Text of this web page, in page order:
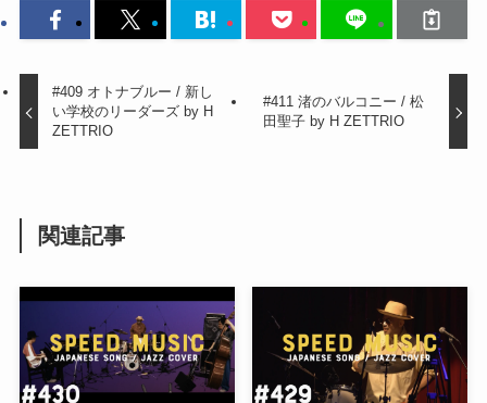
#409 オトナブルー / 新し
い学校のリーダーズ by H
ZETTRIO
#411 渚のバルコニー / 松
田聖子 by H ZETTRIO
関連記事